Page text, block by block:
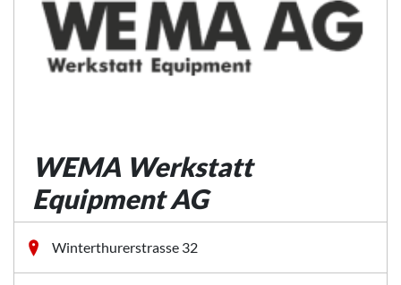
WEMA Werkstatt
Equipment AG
Winterthurerstrasse 32